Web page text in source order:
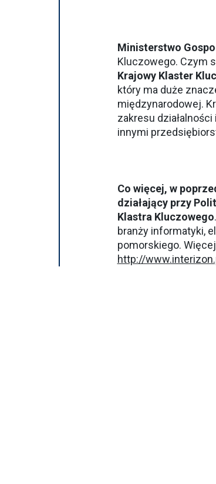
Ministerstwo
Kluczowego. Czym
Krajowy Klaster
który ma duże
międzynarodowej.
zakresu
innymi
Co więcej, w
działający przy
Klastra Kluczowego
branży informatyki,
pomorskiego.
http://